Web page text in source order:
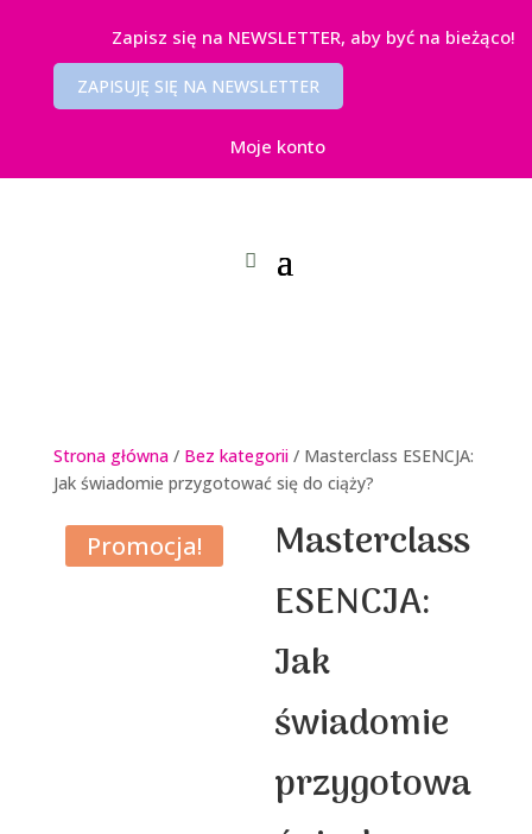
Zapisz się na NEWSLETTER, aby być na bieżąco!
ZAPISUJĘ SIĘ NA NEWSLETTER
Moje konto
Strona główna/ Bez kategorii/ Masterclass ESENCJA:
Jak świadomie przygotować się do ciąży?
Promocja!
Masterclass
ESENCJA:
Jak
świadomie
przygotowa